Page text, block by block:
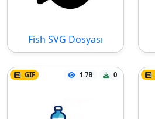
Fish SVG Dosyası
GIF 1.7B 0